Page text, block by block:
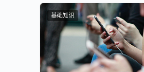
基础知识